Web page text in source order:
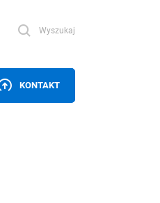
Wyszukaj
KONTAKT